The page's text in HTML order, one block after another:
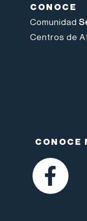
CONOCE
Comunidad
Centros de
CONOCE